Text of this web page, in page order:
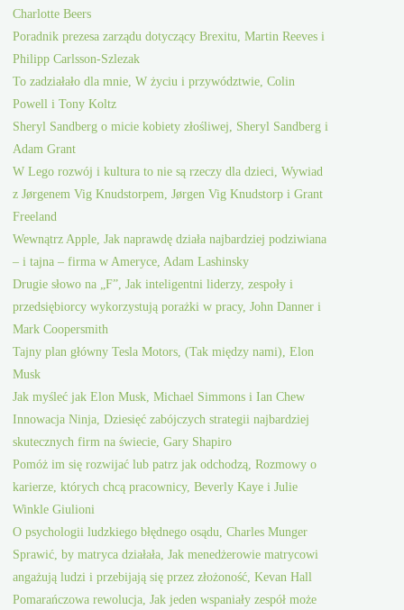
Charlotte Beers
Poradnik prezesa zarządu dotyczący Brexitu, Martin Reeves i
Philipp Carlsson-Szlezak
To zadziałało dla mnie, W życiu i przywództwie, Colin
Powell i Tony Koltz
Sheryl Sandberg o micie kobiety złośliwej, Sheryl Sandberg i
Adam Grant
W Lego rozwój i kultura to nie są rzeczy dla dzieci, Wywiad
z Jørgenem Vig Knudstorpem, Jørgen Vig Knudstorp i Grant
Freeland
Wewnątrz Apple, Jak naprawdę działa najbardziej podziwiana
– i tajna – firma w Ameryce, Adam Lashinsky
Drugie słowo na „F”, Jak inteligentni liderzy, zespoły i
przedsiębiorcy wykorzystują porażki w pracy, John Danner i
Mark Coopersmith
Tajny plan główny Tesla Motors, (Tak między nami), Elon
Musk
Jak myśleć jak Elon Musk, Michael Simmons i Ian Chew
Innowacja Ninja, Dziesięć zabójczych strategii najbardziej
skutecznych firm na świecie, Gary Shapiro
Pomóż im się rozwijać lub patrz jak odchodzą, Rozmowy o
karierze, których chcą pracownicy, Beverly Kaye i Julie
Winkle Giulioni
O psychologii ludzkiego błędnego osądu, Charles Munger
Sprawić, by matryca działała, Jak menedżerowie matrycowi
angażują ludzi i przebijają się przez złożoność, Kevan Hall
Pomarańczowa rewolucja, Jak jeden wspaniały zespół może